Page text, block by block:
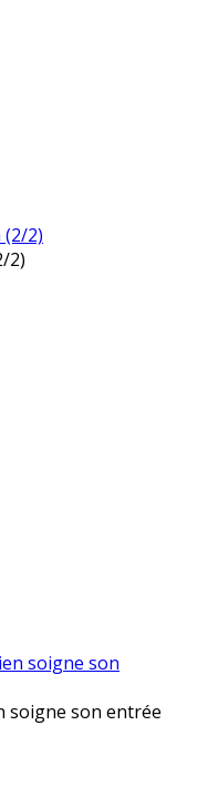
2)
soigne son entrée